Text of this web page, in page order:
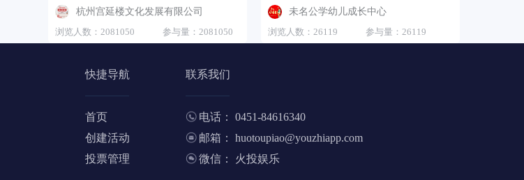
杭州宫延楼文化发展有限公司
浏览人数：2081050
参与量：2081050
未名公学幼儿成长中心
浏览人数：26119
参与量：26119
快捷导航
首页
创建活动
投票管理
联系我们
电话： 0451-84616340
邮箱： huotoupiao@youzhiapp.com
微信： 火投娱乐